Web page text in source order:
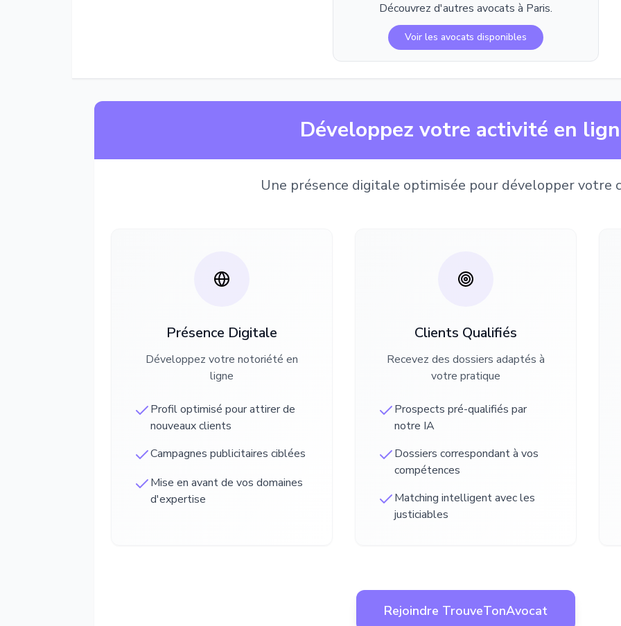
Découvrez d'autres avocats à Paris.
Voir les avocats disponibles
Développez votre activité en
Une présence digitale optimisée pour développer votre
Présence Digitale
Développez votre notoriété en
ligne
Profil optimisé pour attirer de
nouveaux clients
Campagnes publicitaires ciblées
Mise en avant de vos domaines
d'expertise
Clients Qualifiés
Recevez des dossiers adaptés à
votre pratique
Prospects pré-qualifiés par
notre IA
Dossiers correspondant à vos
compétences
Matching intelligent avec les
justiciables
Rejoindre TrouveTonAvocat